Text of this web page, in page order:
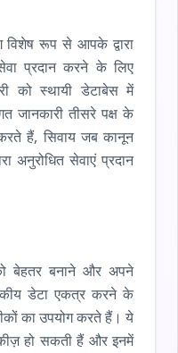
विशेष रूप से आपके द्वारा
प्रदान करने के लिए
को स्थायी डेटाबेस में
जानकारी तीसरे पक्ष के
हैं, सिवाय जब कानून
अनुरोधित सेवाएं प्रदान
बेहतर बनाने और अपने
डेटा एकत्र करने के
का उपयोग करते हैं। ये
हो सकती हैं और इनमें